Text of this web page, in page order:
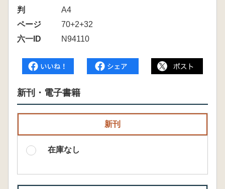
判
A4
ページ
70+2+32
六一ID
N94110
新刊・電子書籍
新刊
在庫なし